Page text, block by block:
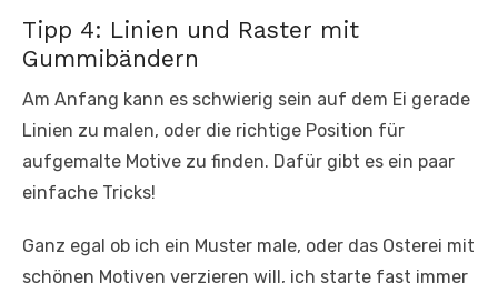
Tipp 4: Linien und Raster mit
Gummibändern
Am Anfang kann es schwierig sein auf dem Ei gerade
Linien zu malen, oder die richtige Position für
aufgemalte Motive zu finden. Dafür gibt es ein paar
einfache Tricks!
Ganz egal ob ich ein Muster male, oder das Osterei mit
schönen Motiven verzieren will, ich starte fast immer